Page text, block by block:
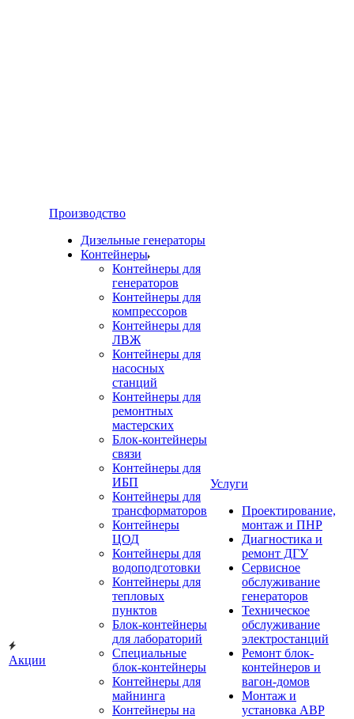
Акции
Производство
Дизельные генераторы
Контейнеры
Контейнеры для
генераторов
Контейнеры для
компрессоров
Контейнеры для
ЛВЖ
Контейнеры для
насосных
станций
Контейнеры для
ремонтных
мастерских
Блок-контейнеры
связи
Контейнеры для
ИБП
Контейнеры для
трансформаторов
Контейнеры
ЦОД
Контейнеры для
водоподготовки
Контейнеры для
тепловых
пунктов
Блок-контейнеры
для лабораторий
Специальные
блок-контейнеры
Контейнеры для
майнинга
Контейнеры на
Услуги
Проектирование,
монтаж и ПНР
Диагностика и
ремонт ДГУ
Сервисное
обслуживание
генераторов
Техническое
обслуживание
электростанций
Ремонт блок-
контейнеров и
вагон-домов
Монтаж и
установка АВР